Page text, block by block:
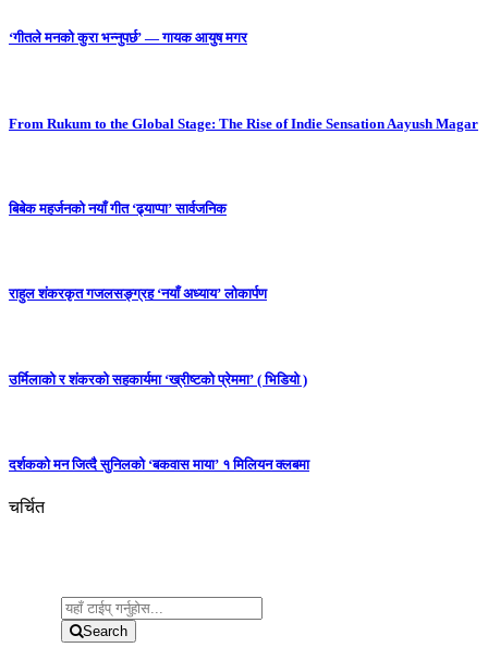
‘गीतले मनको कुरा भन्नुपर्छ’ — गायक आयुष मगर
From Rukum to the Global Stage: The Rise of Indie Sensation Aayush Magar
बिबेक महर्जनको नयाँ गीत ‘ढ्याप्पा’ सार्वजनिक
राहुल शंकरकृत गजलसङ्ग्रह ‘नयाँ अध्याय’ लोकार्पण
उर्मिलाको र शंकरको सहकार्यमा ‘ख्रीष्टको प्रेममा’ ( भिडियो )
दर्शकको मन जित्दै सुनिलको ‘बकवास माया’ १ मिलियन क्लबमा
चर्चित
Search